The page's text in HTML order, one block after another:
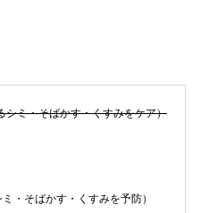
シミ・そばかす・くすみをケア）
ミ・そばかす・くすみを予防）